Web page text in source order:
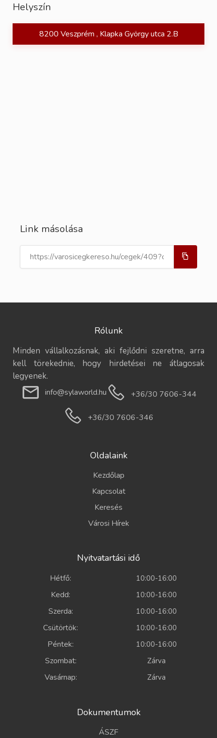
Helyszín
8200 Veszprém , Klapka György utca 2.B
Link másolása
Rólunk
Minden vállalkozásnak, aki fejlődni szeretne, arra
kell törekednie, hogy hirdetései ne átlagosak
legyenek.
info@sylaworld.hu +36/30 7606-344
+36/30 7606-346
Oldalaink
Kezdőlap
Kapcsolat
Keresés
Városi Hírek
Nyitvatartási idő
Hétfő: 10:00-16:00
Kedd: 10:00-16:00
Szerda: 10:00-16:00
Csütörtök: 10:00-16:00
Péntek: 10:00-16:00
Szombat: Zárva
Vasárnap: Zárva
Dokumentumok
ÁSZF